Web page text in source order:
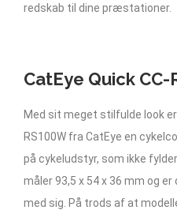
redskab til dine præstationer.
CatEye Quick CC-
Med sit meget stilfulde look
RS100W fra CatEye en
på cykeludstyr, som ikke
måler 93,5 x 54 x 36 mm og
med sig. På trods af at